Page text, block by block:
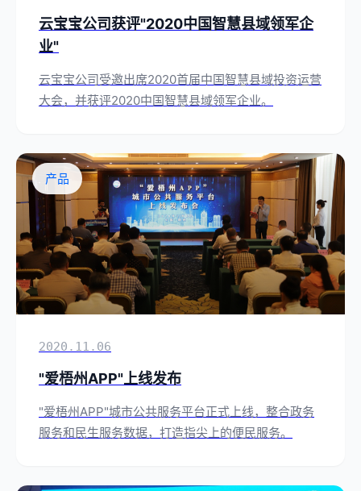
云宝宝公司获评"2020中国智慧县域领军企
业"
云宝宝公司受邀出席2020首届中国智慧县域投资运营
大会，并获评2020中国智慧县域领军企业。
产品
2020.11.06
"爱梧州APP"上线发布
"爱梧州APP"城市公共服务平台正式上线，整合政务
服务和民生服务数据，打造指尖上的便民服务。